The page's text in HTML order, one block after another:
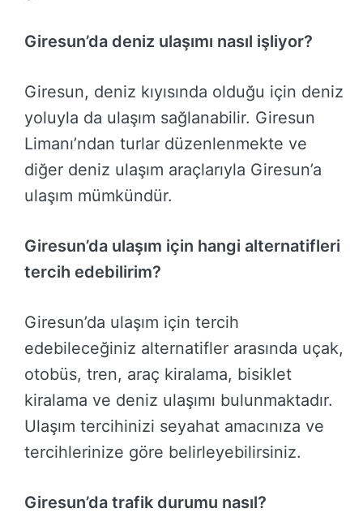
Giresun’da deniz ulaşımı nasıl işliyor?
Giresun, deniz kıyısında olduğu için deniz
yoluyla da ulaşım sağlanabilir. Giresun
Limanı’ndan turlar düzenlenmekte ve
diğer deniz ulaşım araçlarıyla Giresun’a
ulaşım mümkündür.
Giresun’da ulaşım için hangi alternatifleri
tercih edebilirim?
Giresun’da ulaşım için tercih
edebileceğiniz alternatifler arasında uçak,
otobüs, tren, araç kiralama, bisiklet
kiralama ve deniz ulaşımı bulunmaktadır.
Ulaşım tercihinizi seyahat amacınıza ve
tercihlerinize göre belirleyebilirsiniz.
Giresun’da trafik durumu nasıl?